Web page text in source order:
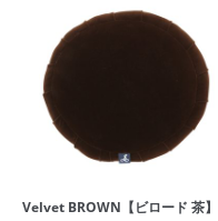
Velvet BROWN【ビロード 茶】